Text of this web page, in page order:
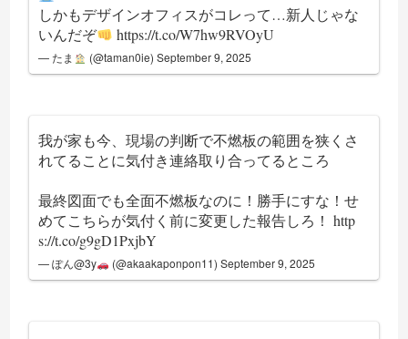
しかもデザインオフィスがコレって…新人じゃな
いんだぞ
https://t.co/W7hw9RVOyU
— たま (@taman0ie) September 9, 2025
我が家も今、現場の判断で不燃板の範囲を狭くさ
れてることに気付き連絡取り合ってるところ
最終図面でも全面不燃板なのに！勝手にすな！せ
めてこちらが気付く前に変更した報告しろ！http
s://t.co/g9gD1PxjbY
— ぽん@3y (@akaakaponpon11) September 9, 2025